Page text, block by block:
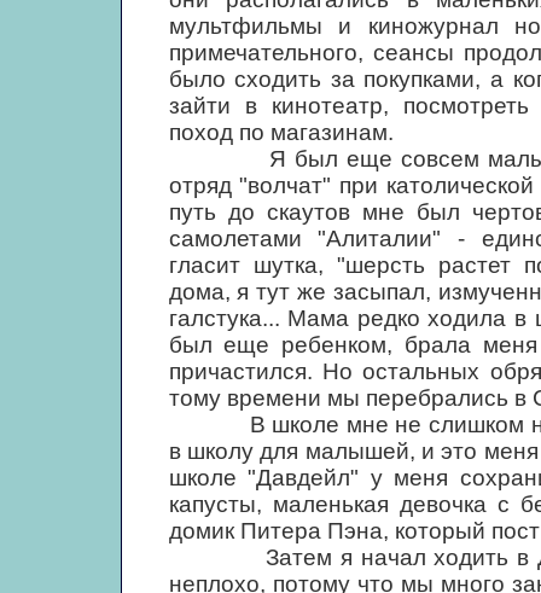
мультфильмы и киножурнал
примечательного, сеансы
было сходить за покупками, а
зайти в кинотеатр,
поход по магазинам.
Я был еще совсем малышом,
отряд "волчат" при
путь до скаутов мне был
самолетами "Алиталии" -
гласит шутка, "шерсть растет
дома, я тут же засыпал,
галстука... Мама редко ходила в
был еще ребенком, брала
причастился. Но остальных
тому времени мы перебрались в
В школе мне не слишком
в школу для малышей, и это
школе "Давдейл" у меня
капусты, маленькая девочка с
домик Питера Пэна, который
Затем я начал ходить в
неплохо, потому что мы много